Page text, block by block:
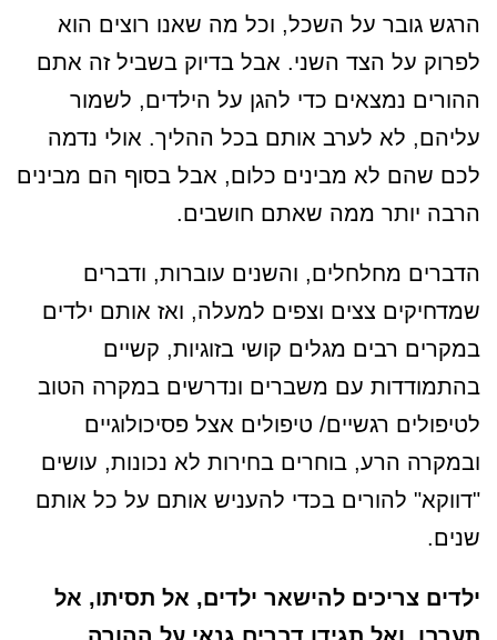
הרגש גובר על השכל, וכל מה שאנו רוצים הוא
לפרוק על הצד השני. אבל בדיוק בשביל זה אתם
ההורים נמצאים כדי להגן על הילדים, לשמור
עליהם, לא לערב אותם בכל ההליך. אולי נדמה
לכם שהם לא מבינים כלום, אבל בסוף הם מבינים
הרבה יותר ממה שאתם חושבים.
הדברים מחלחלים, והשנים עוברות, ודברים
שמדחיקים צצים וצפים למעלה, ואז אותם ילדים
במקרים רבים מגלים קושי בזוגיות, קשיים
בהתמודדות עם משברים ונדרשים במקרה הטוב
לטיפולים רגשיים/ טיפולים אצל פסיכולוגיים
ובמקרה הרע, בוחרים בחירות לא נכונות, עושים
"דווקא" להורים בכדי להעניש אותם על כל אותם
שנים.
ילדים צריכים להישאר ילדים, אל תסיתו, אל